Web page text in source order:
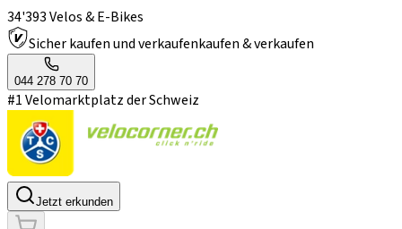
34'393 Velos & E-Bikes
Sicher kaufen und verkaufenkaufen & verkaufen
044 278 70 70
#1 Velomarktplatz der Schweiz
Jetzt erkunden